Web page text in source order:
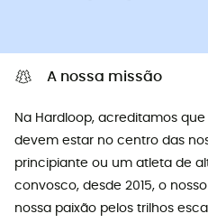
A nossa missão
Na Hardloop, acreditamos
devem estar no centro das
principiante ou um atleta de
convosco, desde 2015, o
nossa paixão pelos trilhos